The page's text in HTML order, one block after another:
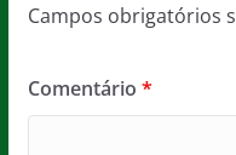
Campos obrigatórios
Comentário *